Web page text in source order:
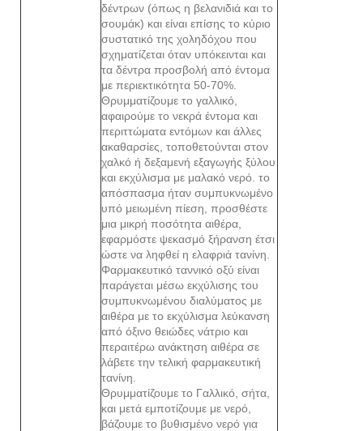
δέντρων (όπως η βελανιδιά και το
σουμάκ) και είναι επίσης το κύριο
συστατικό της χοληδόχου που
σχηματίζεται όταν υπόκεινται και
τα δέντρα προσβολή από έντομα
με περιεκτικότητα 50-70%.
Θρυμματίζουμε το γαλλικό,
αφαιρούμε το νεκρά έντομα και
περιττώματα εντόμων και άλλες
ακαθαρσίες, τοποθετούνται στον
χαλκό ή δεξαμενή εξαγωγής ξύλου
και εκχύλισμα με μαλακό νερό. το
απόσπασμα ήταν συμπυκνωμένο
υπό μειωμένη πίεση, προσθέστε
μια μικρή ποσότητα αιθέρα,
εφαρμόστε ψεκασμό ξήρανση έτσι
ώστε να ληφθεί η ελαφριά τανίνη.
Φαρμακευτικό ταννικό οξύ είναι
παράγεται μέσω εκχύλισης του
συμπυκνωμένου διαλύματος με
αιθέρα με το εκχύλισμα λεύκανση
από όξινο θειώδες νάτριο και
περαιτέρω ανάκτηση αιθέρα σε
λάβετε την τελική φαρμακευτική
τανίνη.
Θρυμματίζουμε το Γαλλικό, σήτα,
και μετά εμποτίζουμε με νερό,
βάζουμε το βυθισμένο νερό για